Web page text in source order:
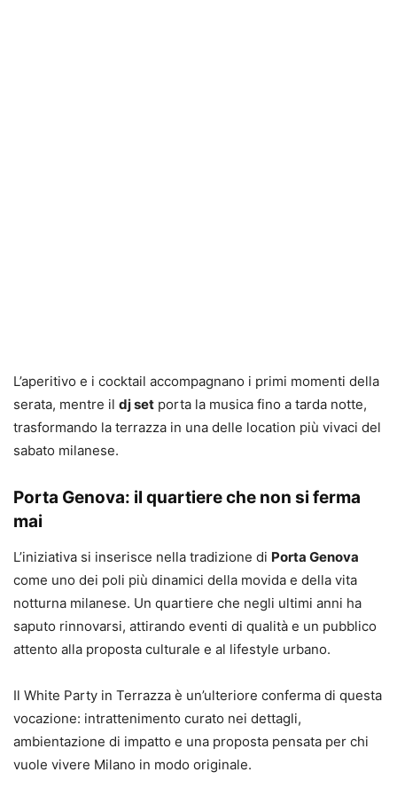
L’aperitivo e i cocktail accompagnano i primi momenti della
serata, mentre il dj set porta la musica fino a tarda notte,
trasformando la terrazza in una delle location più vivaci del
sabato milanese.
Porta Genova: il quartiere che non si ferma
mai
L’iniziativa si inserisce nella tradizione di Porta Genova
come uno dei poli più dinamici della movida e della vita
notturna milanese. Un quartiere che negli ultimi anni ha
saputo rinnovarsi, attirando eventi di qualità e un pubblico
attento alla proposta culturale e al lifestyle urbano.
Il White Party in Terrazza è un’ulteriore conferma di questa
vocazione: intrattenimento curato nei dettagli,
ambientazione di impatto e una proposta pensata per chi
vuole vivere Milano in modo originale.